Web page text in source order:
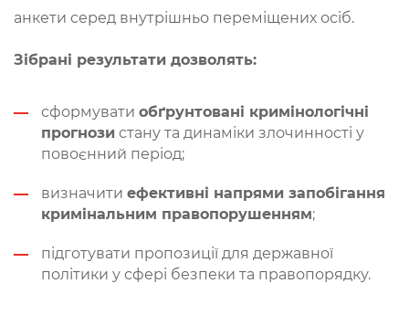
анкети серед внутрішньо переміщених осіб.
Зібрані результати дозволять:
сформувати обґрунтовані кримінологічні
прогнози стану та динаміки злочинності у
повоєнний період;
визначити ефективні напрями запобігання
кримінальним правопорушенням;
підготувати пропозиції для державної
політики у сфері безпеки та правопорядку.